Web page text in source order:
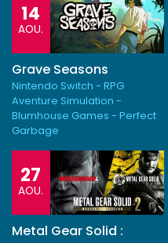
14
AOU.
Grave Seasons
Nintendo Switch - RPG
Aventure Simulation -
Blumhouse Games - Perfect
Garbage
27
AOU.
Metal Gear Solid :